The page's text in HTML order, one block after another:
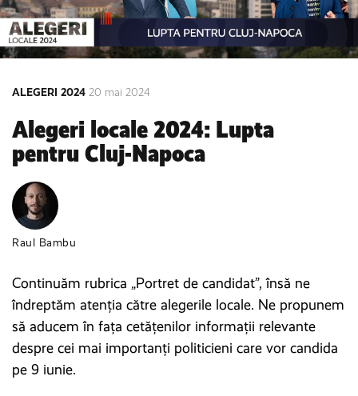
ALEGERI 2024 20 mai 2024
Alegeri locale 2024: Lupta
pentru Cluj-Napoca
Raul Bambu
Continuăm rubrica „Portret de candidat”, însă ne
îndreptăm atenția către alegerile locale. Ne propunem
să aducem în fața cetățenilor informații relevante
despre cei mai importanți politicieni care vor candida
pe 9 iunie.